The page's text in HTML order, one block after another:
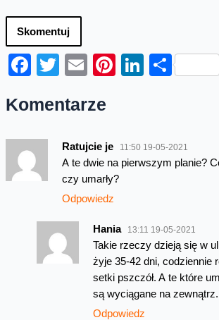
Skomentuj
Facebook
Twitter
EmailPinterest
LinkedIn
Share
Komentarze
Ratujcie je 11:50 19-05-2021
A te dwie na pierwszym planie?
czy umarły?
Odpowiedz
Hania 13:11 19-05-2021
Takie rzeczy dzieją się w
żyje 35-42 dni, codziennie
setki pszczół. A te które
są wyciągane na zewnątrz.
Odpowiedz